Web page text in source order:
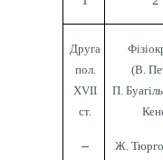
Друга
пол.
XVII
ст.
–
(В.
П.
Ж. Тюрго